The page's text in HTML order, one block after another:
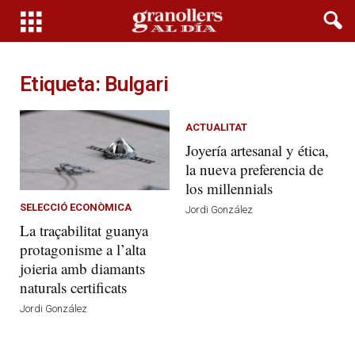
Etiqueta: Bulgari
SELECCIÓ ECONÒMICA
La traçabilitat guanya
protagonisme a l’alta
joieria amb diamants
naturals certificats
Jordi González
ACTUALITAT
Joyería artesanal y ética,
la nueva preferencia de
los millennials
Jordi González